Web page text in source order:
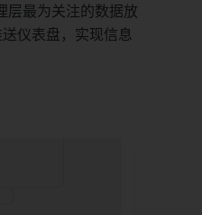
层最为关注的数据放
仪表盘，实现信息